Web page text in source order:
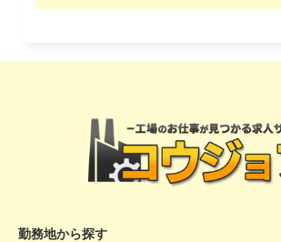
勤務地から探す